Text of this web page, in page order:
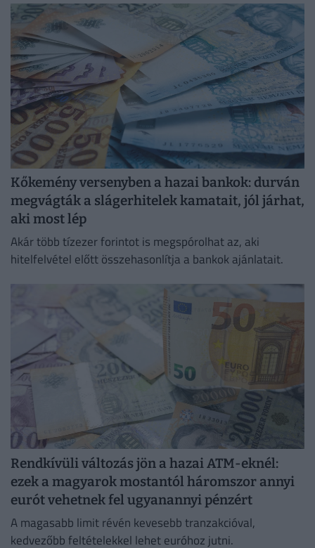
Kőkemény versenyben a hazai bankok: durván
megvágták a slágerhitelek kamatait, jól járhat,
aki most lép
Akár több tízezer forintot is megspórolhat az, aki
hitelfelvétel előtt összehasonlítja a bankok ajánlatait.
Rendkívüli változás jön a hazai ATM-eknél:
ezek a magyarok mostantól háromszor annyi
eurót vehetnek fel ugyanannyi pénzért
A magasabb limit révén kevesebb tranzakcióval,
kedvezőbb feltételekkel lehet euróhoz jutni.